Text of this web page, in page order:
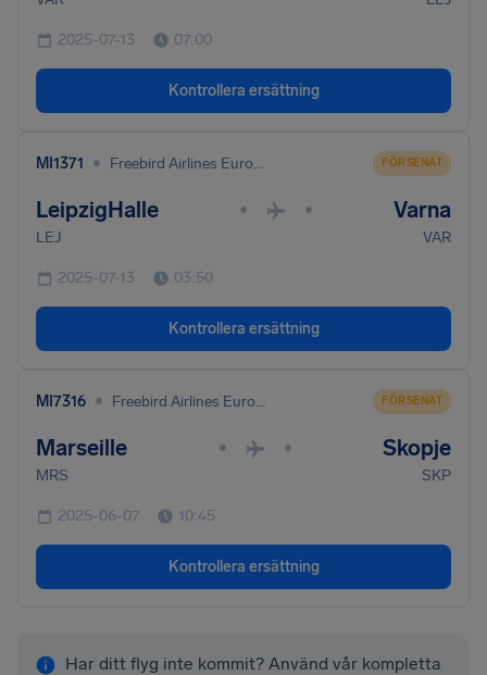
2025-07-13 07:00
Kontrollera ersättning
MI1371 • Freebird Airlines Europe Ltd FÖRSENAT
LeipzigHalle • • Varna
LEJ VAR
2025-07-13 03:50
Kontrollera ersättning
MI7316 • Freebird Airlines Europe Ltd FÖRSENAT
Marseille • • Skopje
MRS SKP
2025-06-07 10:45
Kontrollera ersättning
Har ditt flyg inte kommit? Använd vår kompletta